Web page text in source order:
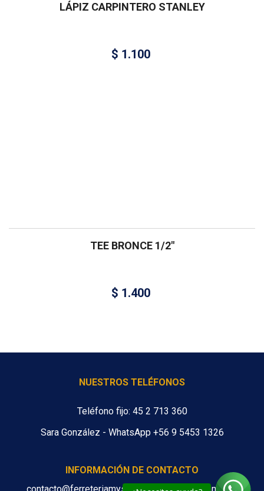
LÁPIZ CARPINTERO STANLEY
$ 1.100
TEE BRONCE 1/2″
$ 1.400
NUESTROS TELÉFONOS
Teléfono fijo: 45 2 713 360
Sara González - WhatsApp +56 9 5453 1326
INFORMACIÓN DE CONTACTO